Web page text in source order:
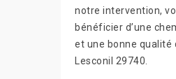
notre intervention,
bénéficier d’une
et une bonne qualité
Lesconil 29740.